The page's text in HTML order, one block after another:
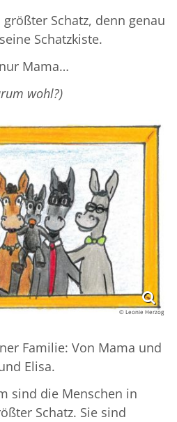
Schatz, denn genau
Schatzkiste.
Mama…
wohl?)
© Leonie Herzog
Familie: Von Mama und
Elisa.
sind die Menschen in
Schatz. Sie sind